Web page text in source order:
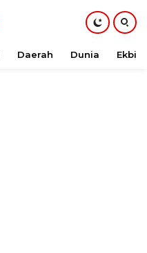
Daerah Dunia Ekbis